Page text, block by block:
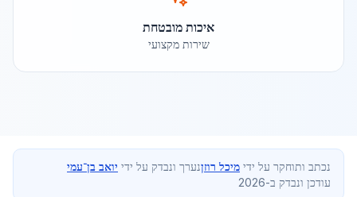
איכות מובטחת
שירות מקצועי
נכתב ותוחקר על ידי מיכל רוזןנערך ונבדק על ידי יואב בן־עמי
עודכן ונבדק ב-2026